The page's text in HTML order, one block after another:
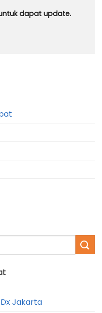
dapat update.
Jakarta